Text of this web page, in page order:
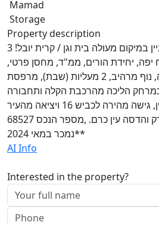
Mamad
Storage
Property description
דירה יפה וכחדשה בבניין במיקום מעולה בית וגן / קרית יובל! 3
יחידת הורים, ממ"ד, מחסן פרטי,
חניה פרטית, קומה גבוהה, נוף מרהיב, 2 מעליות (שבת), מרפסת
במרחק הליכה מהרכבת הקלה ותחבורה
ציבורית צמודה לבניין, גישה מהירה לכביש 16 ויציאה מהעיר
ולבתי החולים שערי צדק והדסה עין כרם. ,מספר הנכס 68527
**נמכר במאי 2024
AI Info
Interested in the property?